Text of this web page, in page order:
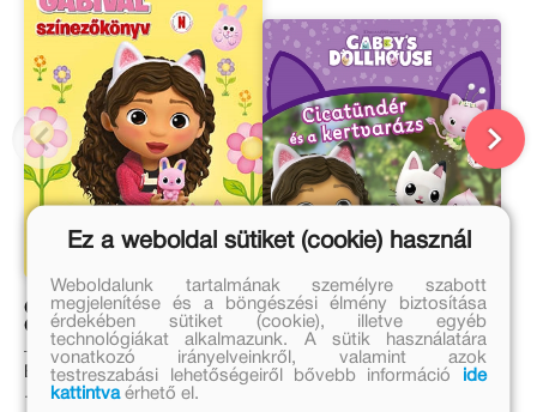
Gabi babaháza - Húsvét
Gabival
Eredeti ár:
1 499 Ft
Gabi babaháza -
Cicatündér és a
kertvarázs
Eredeti ár:
Ez a weboldal sütiket (cookie) használ
Weboldalunk tartalmának személyre szabott
megjelenítése és a böngészési élmény biztosítása
érdekében sütiket (cookie), illetve egyéb
technológiákat alkalmazunk. A sütik használatára
vonatkozó irányelveinkről, valamint azok
testreszabási lehetőségeiről bővebb információ
ide
kattintvaérhető el.